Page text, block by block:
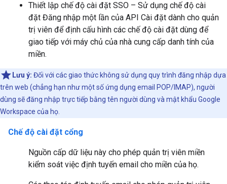
Thiết lập chế độ cài đặt SSO – Sử dụng chế độ cài
đặt Đăng nhập một lần của API Cài đặt dành cho quản
trị viên để định cấu hình các chế độ cài đặt dùng để
giao tiếp với máy chủ của nhà cung cấp danh tính của
miền.
Lưu ý: Đối với các giao thức không sử dụng quy trình đăng nhập dựa
trên web (chẳng hạn như một số ứng dụng email POP/IMAP), người
dùng sẽ đăng nhập trực tiếp bằng tên người dùng và mật khẩu Google
Workspace của họ.
Chế độ cài đặt cổng
Nguồn cấp dữ liệu này cho phép quản trị viên miền
kiểm soát việc định tuyến email cho miền của họ.